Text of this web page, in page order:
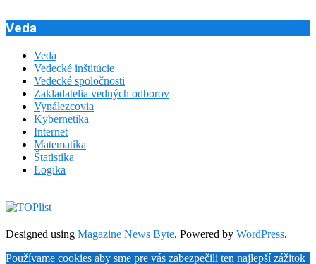
Veda
Veda
Vedecké inštitúcie
Vedecké spoločnosti
Zakladatelia vedných odborov
Vynálezcovia
Kybernetika
Internet
Matematika
Štatistika
Logika
Designed using Magazine News Byte. Powered by WordPress.
Používame cookies aby sme pre vás zabezpečili ten najlepší zážitok